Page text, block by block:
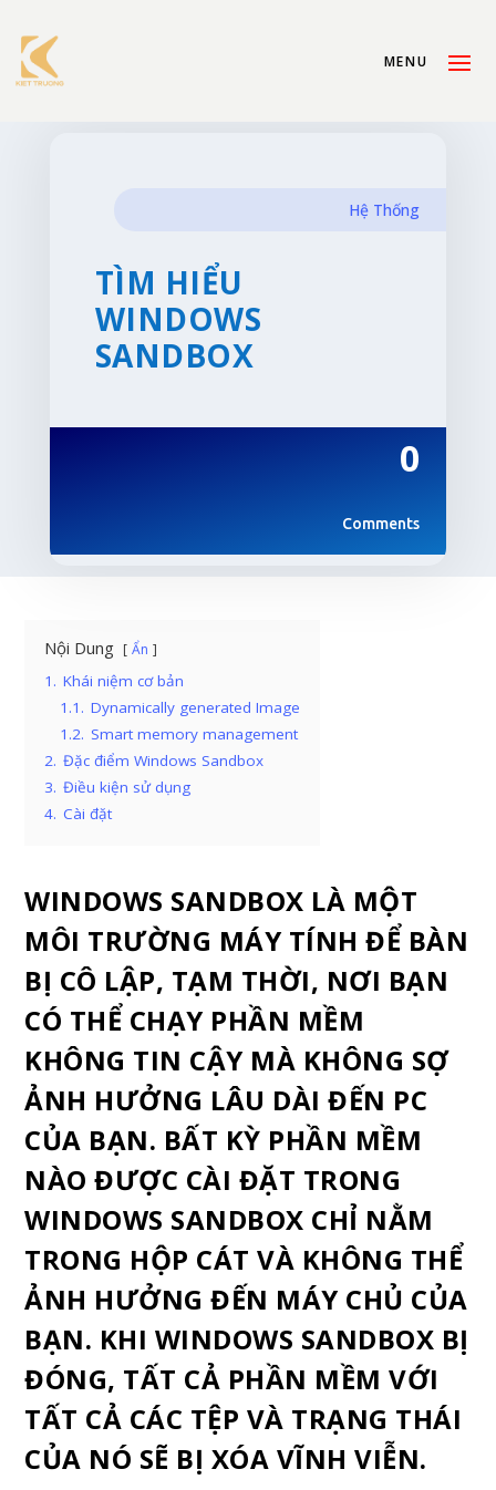
Hệ Thống
TÌM HIỂU
WINDOWS
SANDBOX
0
Comments
Nội Dung Ẩn
1. Khái niệm cơ bản
1.1. Dynamically generated Image
1.2. Smart memory management
2. Đặc điểm Windows Sandbox
3. Điều kiện sử dụng
4. Cài đặt
WINDOWS SANDBOX LÀ MỘT
MÔI TRƯỜNG MÁY TÍNH ĐỂ BÀN
BỊ CÔ LẬP, TẠM THỜI, NƠI BẠN
CÓ THỂ CHẠY PHẦN MỀM
KHÔNG TIN CẬY MÀ KHÔNG SỢ
ẢNH HƯỞNG LÂU DÀI ĐẾN PC
CỦA BẠN. BẤT KỲ PHẦN MỀM
NÀO ĐƯỢC CÀI ĐẶT TRONG
WINDOWS SANDBOX CHỈ NẰM
TRONG HỘP CÁT VÀ KHÔNG THỂ
ẢNH HƯỞNG ĐẾN MÁY CHỦ CỦA
BẠN. KHI WINDOWS SANDBOX BỊ
ĐÓNG, TẤT CẢ PHẦN MỀM VỚI
TẤT CẢ CÁC TỆP VÀ TRẠNG THÁI
CỦA NÓ SẼ BỊ XÓA VĨNH VIỄN.